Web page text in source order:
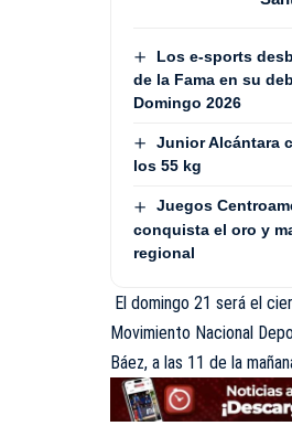
Los e-sports
de la Fama en su
Domingo 2026
Junior Alcántara
los 55 kg
Juegos
conquista el oro y
regional
El domingo 21 será el
Movimiento Nacional
Báez, a las 11 de la